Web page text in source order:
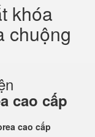
khóa
chuộng
cao cấp